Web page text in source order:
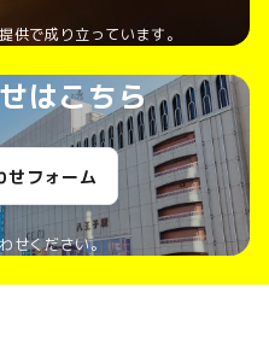
供で成り立っています。
はこちら
せフォーム
せください。